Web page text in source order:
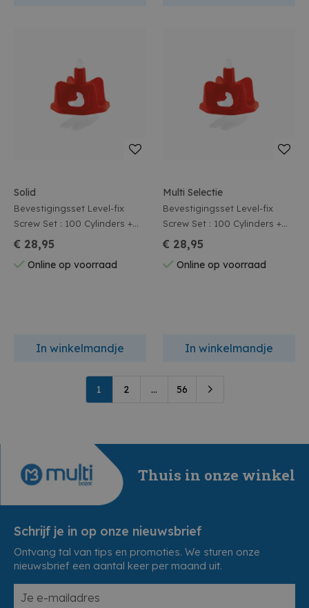
Solid
Bevestigingsset Level-fix
Screw Set : 100 Cylinders +
100 Spacers 2,0 Mm
€ 28,95
Online op voorraad
In winkelmandje
Multi Selectie
Bevestigingsset Level-fix
Screw Set : 100 Cylinders +
100 Spacers 1,5 Mm
€ 28,95
Online op voorraad
In winkelmandje
1 2 ... 56
Thuis in onze winkel
Schrijf je in op onze nieuwsbrief
Ontvang tal van tips en promoties. We sturen onze
nieuwsbrief een aantal keer per maand uit.